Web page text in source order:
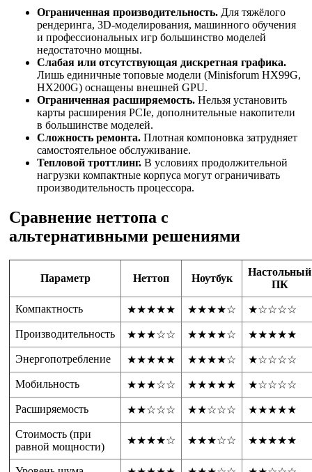
Ограниченная производительность. Для тяжёлого
рендеринга, 3D-моделирования, машинного обучения
и профессиональных игр большинство моделей
недостаточно мощны.
Слабая или отсутствующая дискретная графика.
Лишь единичные топовые модели (Minisforum HX99G,
HX200G) оснащены внешней GPU.
Ограниченная расширяемость. Нельзя установить
карты расширения PCIe, дополнительные накопители
в большинстве моделей.
Сложность ремонта. Плотная компоновка затрудняет
самостоятельное обслуживание.
Тепловой троттлинг. В условиях продолжительной
нагрузки компактные корпуса могут ограничивать
производительность процессора.
Сравнение неттопа с
альтернативными решениями
Параметр Неттоп Ноутбук
Настольный
ПК
Компактность ★★★★★ ★★★★☆ ★☆☆☆☆
Производительность ★★★☆☆ ★★★★☆ ★★★★★
Энергопотребление ★★★★★ ★★★★☆ ★☆☆☆☆
Мобильность ★★★☆☆ ★★★★★ ★☆☆☆☆
Расширяемость ★★☆☆☆ ★★☆☆☆ ★★★★★
Стоимость (при
равной мощности)
★★★★☆ ★★★☆☆ ★★★★★